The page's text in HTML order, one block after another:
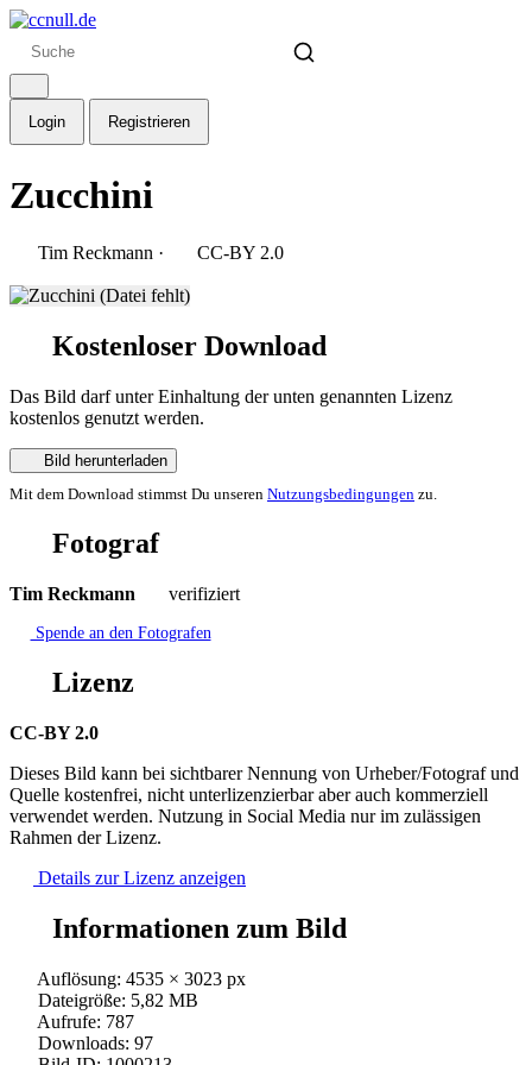
Login Registrieren
Zucchini
Tim Reckmann · CC-BY 2.0
Kostenloser Download
Das Bild darf unter Einhaltung der unten genannten Lizenz
kostenlos genutzt werden.
Bild herunterladen
Mit dem Download stimmst Du unseren Nutzungsbedingungen zu.
Fotograf
Tim Reckmann verifiziert
Spende an den Fotografen
Lizenz
CC-BY 2.0
Dieses Bild kann bei sichtbarer Nennung von Urheber/Fotograf und
Quelle kostenfrei, nicht unterlizenzierbar aber auch kommerziell
verwendet werden. Nutzung in Social Media nur im zulässigen
Rahmen der Lizenz.
Details zur Lizenz anzeigen
Informationen zum Bild
Auflösung: 4535 × 3023 px
Dateigröße: 5,82 MB
Aufrufe: 787
Downloads: 97